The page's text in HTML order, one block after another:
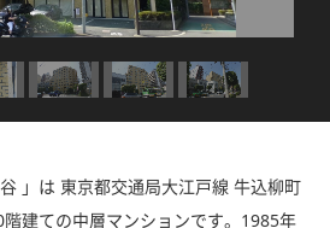
」は 東京都交通局大江戸線 牛込柳町
建ての中層マンションです。1985年